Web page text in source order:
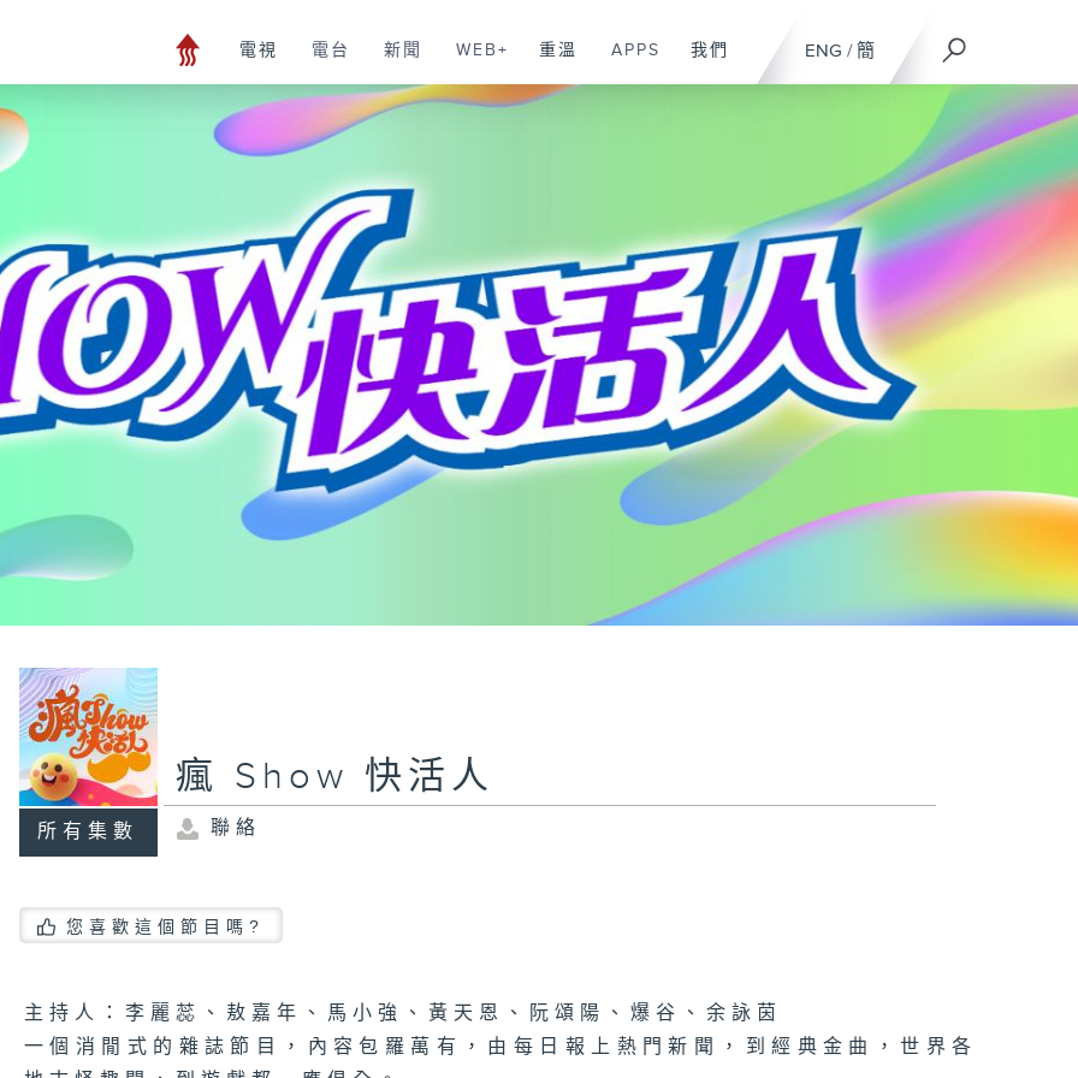
ENG / 簡
電視 電台 新聞 WEB+ 重溫 APPS 我們
所有集數
瘋 Show 快活人
聯絡
您喜歡這個節目嗎?
主持人：李麗蕊、敖嘉年、馬小強、黃天恩、阮頌陽、爆谷、余詠茵
一個消閒式的雜誌節目，內容包羅萬有，由每日報上熱門新聞，到經典金曲，世界各